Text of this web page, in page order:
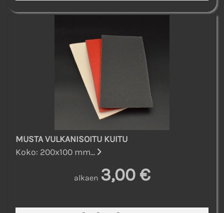
MUSTA VULKANISOITU KUITU
Koko: 200x100 mm...
alkaen 3,00 €